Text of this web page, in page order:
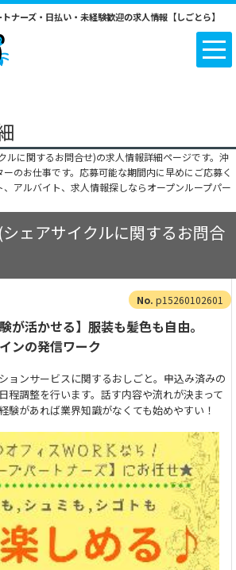
ナーズ・日払い・未経験歓迎の求人情報【しごとら】
ルに関するお問合せ)の求人情報詳細ページです。沖
のお仕事です。応募可能な期間内に早めにご応募く
アルバイト、求人情報探しならオープンループパー
ェアサイクルに関するお問合
p15260102601
が活かせる】服装も髪色も自由。
ンの発信ワーク
ョンサービスに関するおしごと。申込み済みの
程調整を行います。話す内容や流れが決まって
験があれば業界知識がなくても始めやすい！